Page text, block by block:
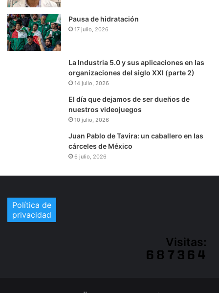
Pausa de hidratación
17 julio, 2026
La Industria 5.0 y sus aplicaciones en las
organizaciones del siglo XXI (parte 2)
14 julio, 2026
El día que dejamos de ser dueños de
nuestros videojuegos
10 julio, 2026
Juan Pablo de Tavira: un caballero en las
cárceles de México
6 julio, 2026
Política de
privacidad
Visitas: